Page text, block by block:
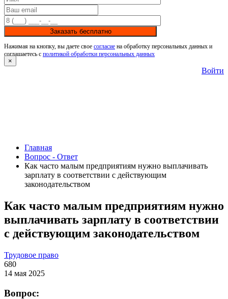
Заказать бесплатно
Нажимая на кнопку, вы даете свое согласие на обработку персональных данных и
соглашаетесь с политикой обработки персональных данных
×
Войти
Главная
Вопрос - Ответ
Как часто малым предприятиям нужно выплачивать
зарплату в соответствии с действующим
законодательством
Как часто малым предприятиям нужно
выплачивать зарплату в соответствии
с действующим законодательством
Трудовое право
680
14 мая 2025
Вопрос: